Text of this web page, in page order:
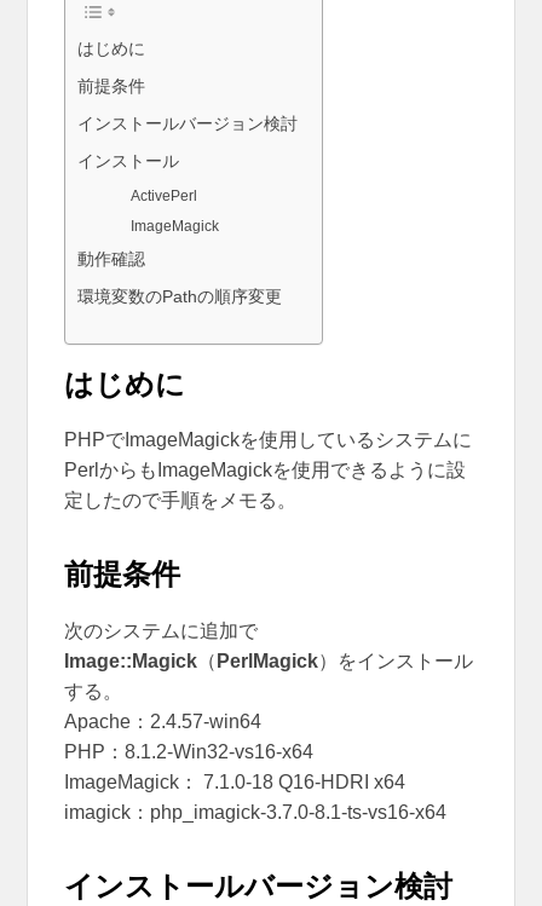
はじめに
前提条件
インストールバージョン検討
インストール
ActivePerl
ImageMagick
動作確認
環境変数のPathの順序変更
はじめに
PHPでImageMagickを使用しているシステムに
PerlからもImageMagickを使用できるように設
定したので手順をメモる。
前提条件
次のシステムに追加で
Image::Magick （ PerlMagick）をインストール
する。
Apache：2.4.57-win64
PHP：8.1.2-Win32-vs16-x64
ImageMagick： 7.1.0-18 Q16-HDRI x64
imagick：php_imagick-3.7.0-8.1-ts-vs16-x64
インストールバージョン検討